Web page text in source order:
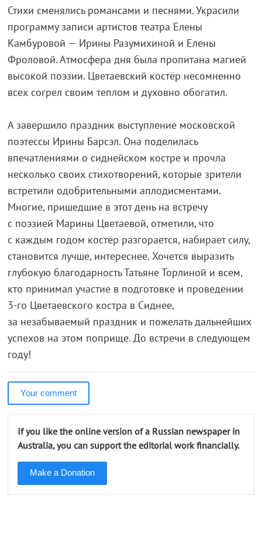
Стихи сменялись романсами и песнями. Украсили
программу записи артистов театра Елены
Камбуровой — Ирины Разумихиной и Елены
Фроловой. Атмосфера дня была пропитана магией
высокой поэзии. Цветаевский костёр несомненно
всех согрел своим теплом и духовно обогатил.
А завершило праздник выступление московской
поэтессы Ирины Барсэл. Она поделилась
впечатлениями о сиднейском костре и прочла
несколько своих стихотворений, которые зрители
встретили одобрительными аплодисментами.
Многие, пришедшие в этот день на встречу
с поэзией Марины Цветаевой, отметили, что
с каждым годом костёр разгорается, набирает силу,
становится лучше, интереснее. Хочется выразить
глубокую благодарность Татьяне Торлиной и всем,
кто принимал участие в подготовке и проведении
3-го Цветаевского костра в Сиднее,
за незабываемый праздник и пожелать дальнейших
успехов на этом поприще. До встречи в следующем
году!
Your comment
If you like the online version of a Russian newspaper in
Australia, you can support the editorial work financially.
Make a Donation